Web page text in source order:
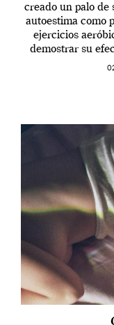
creado un palo de
autoestima como
ejercicios
demostrar su